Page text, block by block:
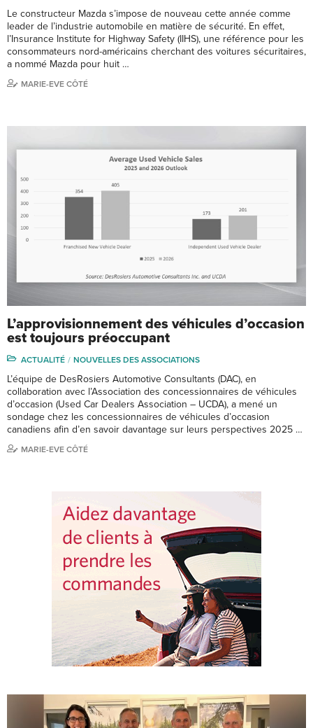
Le constructeur Mazda s’impose de nouveau cette année comme
leader de l’industrie automobile en matière de sécurité. En effet,
l’Insurance Institute for Highway Safety (IIHS), une référence pour les
consommateurs nord-américains cherchant des voitures sécuritaires,
a nommé Mazda pour huit …
MARIE-EVE CÔTÉ
L’approvisionnement des véhicules d’occasion
est toujours préoccupant
ACTUALITÉ NOUVELLES DES ASSOCIATIONS
L’équipe de DesRosiers Automotive Consultants (DAC), en
collaboration avec l’Association des concessionnaires de véhicules
d’occasion (Used Car Dealers Association – UCDA), a mené un
sondage chez les concessionnaires de véhicules d’occasion
canadiens afin d’en savoir davantage sur leurs perspectives 2025 …
MARIE-EVE CÔTÉ